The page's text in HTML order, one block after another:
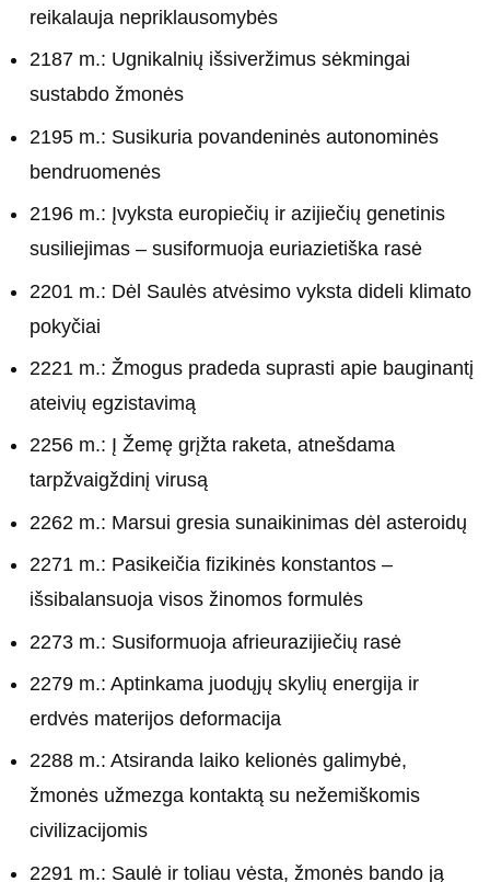
reikalauja nepriklausomybės
2187 m.: Ugnikalnių išsiveržimus sėkmingai
sustabdo žmonės
2195 m.: Susikuria povandeninės autonominės
bendruomenės
2196 m.: Įvyksta europiečių ir azijiečių genetinis
susiliejimas – susiformuoja euriazietiška rasė
2201 m.: Dėl Saulės atvėsimo vyksta dideli klimato
pokyčiai
2221 m.: Žmogus pradeda suprasti apie bauginantį
ateivių egzistavimą
2256 m.: Į Žemę grįžta raketa, atnešdama
tarpžvaigždinį virusą
2262 m.: Marsui gresia sunaikinimas dėl asteroidų
2271 m.: Pasikeičia fizikinės konstantos –
išsibalansuoja visos žinomos formulės
2273 m.: Susiformuoja afrieurazijiečių rasė
2279 m.: Aptinkama juodųjų skylių energija ir
erdvės materijos deformacija
2288 m.: Atsiranda laiko kelionės galimybė,
žmonės užmezga kontaktą su nežemiškomis
civilizacijomis
2291 m.: Saulė ir toliau vėsta, žmonės bando ją